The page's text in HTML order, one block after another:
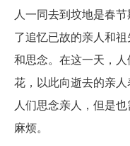
人一同去到坟地是春
了追忆已故的亲人和
和思念。在这一天，
花，以此向逝去的亲
人们思念亲人，但是
麻烦。